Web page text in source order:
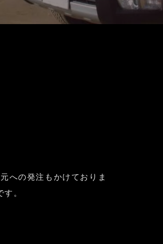
への発注もかけておりま
。